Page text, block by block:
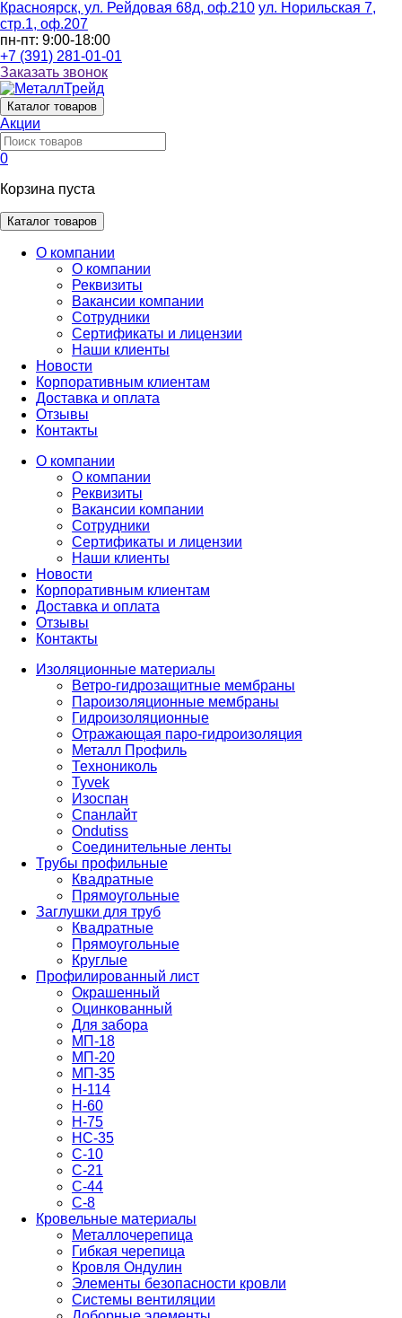
Красноярск, ул. Рейдовая 68д, оф.210 ул. Норильская 7,
стр.1, оф.207
пн-пт: 9:00-18:00
+7 (391) 281-01-01
Заказать звонок
Каталог товаров
Акции
0
Корзина пуста
Каталог товаров
О компании
О компании
Реквизиты
Вакансии компании
Сотрудники
Сертификаты и лицензии
Наши клиенты
Новости
Корпоративным клиентам
Доставка и оплата
Отзывы
Контакты
О компании
О компании
Реквизиты
Вакансии компании
Сотрудники
Сертификаты и лицензии
Наши клиенты
Новости
Корпоративным клиентам
Доставка и оплата
Отзывы
Контакты
Изоляционные материалы
Ветро-гидрозащитные мембраны
Пароизоляционные мембраны
Гидроизоляционные
Отражающая паро-гидроизоляция
Металл Профиль
Технониколь
Tyvek
Изоспан
Спанлайт
Ondutiss
Соединительные ленты
Трубы профильные
Квадратные
Прямоугольные
Заглушки для труб
Квадратные
Прямоугольные
Круглые
Профилированный лист
Окрашенный
Оцинкованный
Для забора
МП-18
МП-20
МП-35
Н-114
Н-60
Н-75
НС-35
С-10
С-21
С-44
С-8
Кровельные материалы
Металлочерепица
Гибкая черепица
Кровля Ондулин
Элементы безопасности кровли
Системы вентиляции